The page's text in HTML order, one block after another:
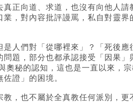
正向道、求道，也沒有向他人請
，對內容批評謾罵，私自對靈界
人們對「從哪裡來」？「死後應
題，部分也都承認接受「因果」
秘的認知，這也是一直以來，
證」的困境。
，也不屬於全真教任何派別，更